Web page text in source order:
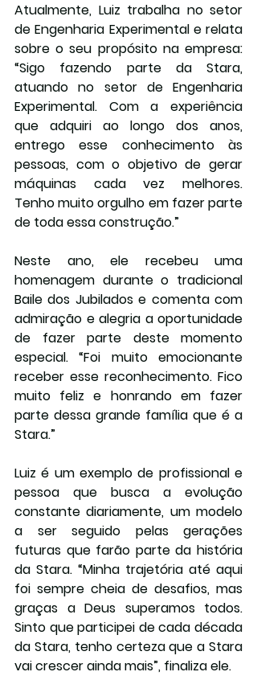
Atualmente, Luiz trabalha no setor
de Engenharia Experimental e relata
sobre o seu propósito na empresa:
“Sigo fazendo parte da Stara,
atuando no setor de Engenharia
Experimental. Com a experiência
que adquiri ao longo dos anos,
entrego esse conhecimento às
pessoas, com o objetivo de gerar
máquinas cada vez melhores.
Tenho muito orgulho em fazer parte
de toda essa construção.”
Neste ano, ele recebeu uma
homenagem durante o tradicional
Baile dos Jubilados e comenta com
admiração e alegria a oportunidade
de fazer parte deste momento
especial. “Foi muito emocionante
receber esse reconhecimento. Fico
muito feliz e honrando em fazer
parte dessa grande família que é a
Stara.”
Luiz é um exemplo de profissional e
pessoa que busca a evolução
constante diariamente, um modelo
a ser seguido pelas gerações
futuras que farão parte da história
da Stara. “Minha trajetória até aqui
foi sempre cheia de desafios, mas
graças a Deus superamos todos.
Sinto que participei de cada década
da Stara, tenho certeza que a Stara
vai crescer ainda mais”, finaliza ele.